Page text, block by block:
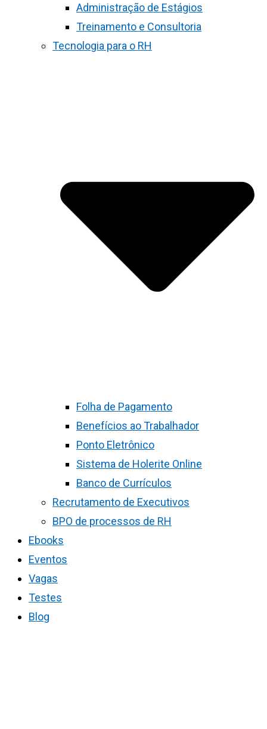
Administração de Estágios
Treinamento e Consultoria
Tecnologia para o RH
Folha de Pagamento
Benefícios ao Trabalhador
Ponto Eletrônico
Sistema de Holerite Online
Banco de Currículos
Recrutamento de Executivos
BPO de processos de RH
Ebooks
Eventos
Vagas
Testes
Blog